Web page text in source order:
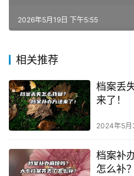
2026年5月19日 下午5:55
相关推荐
档案丢
来了！
2024年5月
档案补
怎么补？